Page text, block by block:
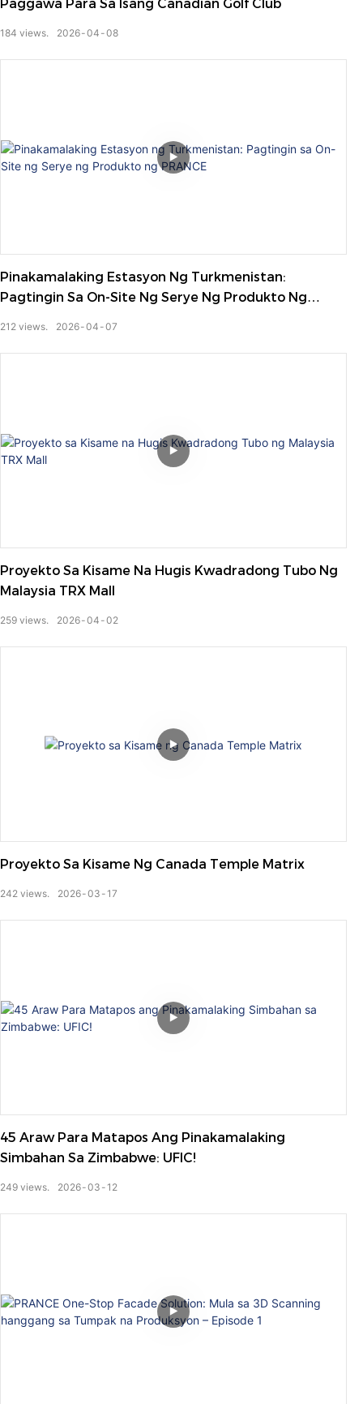
Paggawa Para Sa Isang Canadian Golf Club
2026 04 08
184 views.
Pinakamalaking Estasyon Ng Turkmenistan:
Pagtingin Sa On-Site Ng Serye Ng Produkto Ng
2026 04 07
212 views.
Proyekto Sa Kisame Na Hugis Kwadradong Tubo Ng
Malaysia TRX Mall
2026 04 02
259 views.
Proyekto Sa Kisame Ng Canada Temple Matrix
2026 03 17
242 views.
45 Araw Para Matapos Ang Pinakamalaking
Simbahan Sa Zimbabwe: UFIC!
2026 03 12
249 views.